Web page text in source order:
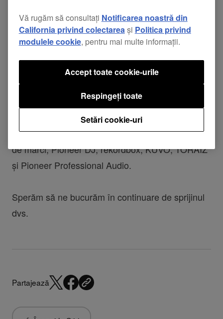
Corporation își va schimba compania mamă.
Începând din 3 aprilie, Noritsu Koki Co. Ltd va fi
Mărcile, afacerea și operațiunile AlphaTheta
Corporation nu vor fi afectate. Ne vom menține
angajamentul de a inova, de a inspira și de a
furniza divertisment inspire prin portofoliul nostru
de mărci; Pioneer DJ, rekordbox, KUVO, TORAIZ
și Pioneer Professional Audio.
Sperăm să ne bucurăm în continuare de sprijinul
dvs.
Partajează
Vă rugăm să consultați Notificarea noastră din
California privind colectareași Politica privind
modulele cookie, pentru mai multe informații.
Setări cookie-uri
Respingeți toate
Accept toate cookie-urile